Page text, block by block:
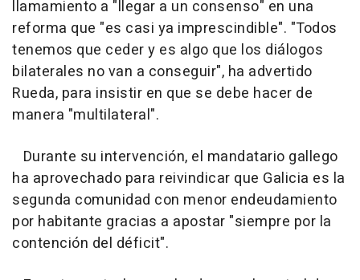
llamamiento a "llegar a un consenso" en una
reforma que "es casi ya imprescindible". "Todos
tenemos que ceder y es algo que los diálogos
bilaterales no van a conseguir", ha advertido
Rueda, para insistir en que se debe hacer de
manera "multilateral".
Durante su intervención, el mandatario gallego
ha aprovechado para reivindicar que Galicia es la
segunda comunidad con menor endeudamiento
por habitante gracias a apostar "siempre por la
contención del déficit".